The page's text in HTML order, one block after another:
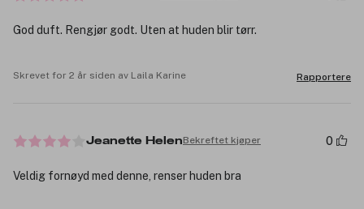
God duft. Rengjør godt. Uten at huden blir tørr.
Skrevet for 2 år siden av Laila Karine Rapportere
Jeanette HelenBekreftet kjøper 0
Veldig fornøyd med denne, renser huden bra